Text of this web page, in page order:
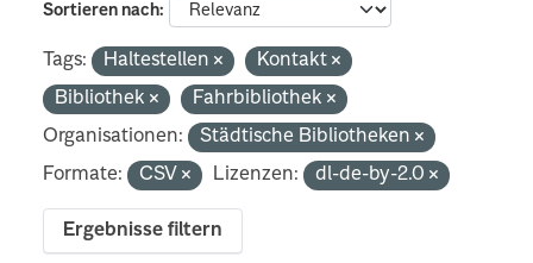
Sortieren nach
Tags: Haltestellen
Kontakt
Bibliothek
Fahrbibliothek
Organisationen:
Städtische Bibliotheken
Formate:
CSV Lizenzen: dl-de-by-2.0
Ergebnisse filtern